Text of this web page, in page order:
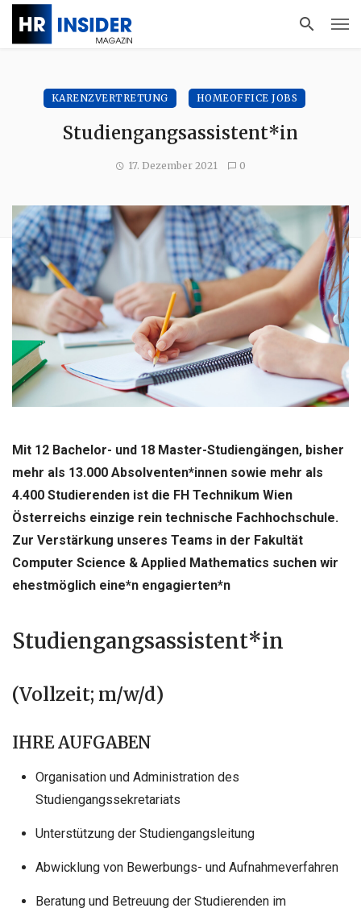
KARENZVERTRETUNG HOMEOFFICE JOBS
Studiengangsassistent*in
17. Dezember 2021 0
Mit 12 Bachelor- und 18 Master-Studiengängen, bisher
mehr als 13.000 Absolventen*innen sowie mehr als
4.400 Studierenden ist die FH Technikum Wien
Österreichs einzige rein technische Fachhochschule.
Zur Verstärkung unseres Teams in der Fakultät
Computer Science & Applied Mathematics suchen wir
ehestmöglich eine*n engagierten*n
Studiengangsassistent*in
(Vollzeit; m/w/d)
IHRE AUFGABEN
Organisation und Administration des
Studiengangssekretariats
Unterstützung der Studiengangsleitung
Abwicklung von Bewerbungs- und Aufnahmeverfahren
Beratung und Betreuung der Studierenden im